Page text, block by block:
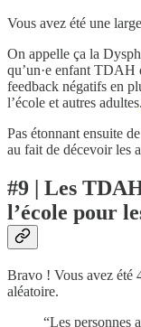
Vous avez été une
On appelle ça la
qu’un·e enfant TDAH
feedback négatifs en
l’école et autres adultes.
Pas étonnant ensuite
au fait de décevoir les
#9 | Les
l’école pour
Bravo ! Vous avez été
aléatoire.
“Les personnes